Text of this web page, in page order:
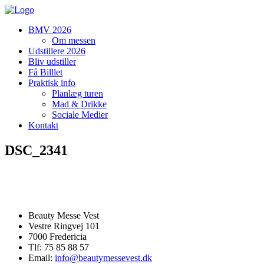
BMV 2026
Om messen
Udstillere 2026
Bliv udstiller
Få Billlet
Praktisk info
Planlæg turen
Mad & Drikke
Sociale Medier
Kontakt
DSC_2341
Beauty Messe Vest
Vestre Ringvej 101
7000 Fredericia
Tlf: 75 85 88 57
Email: info@beautymessevest.dk